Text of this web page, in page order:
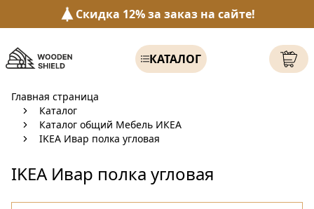
Скидка 12% за заказ на сайте!
КАТАЛОГ
Главная страница
Каталог
Каталог общий Мебель ИКЕА
IKEA Ивар полка угловая
IKEA Ивар полка угловая